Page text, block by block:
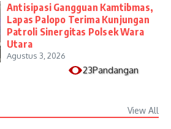
Antisipasi Gangguan Kamtibmas,
Lapas Palopo Terima Kunjungan
Patroli Sinergitas Polsek Wara
Utara
Agustus 3, 2026
23Pandangan
View All